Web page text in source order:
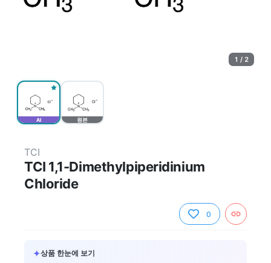
AI 원본
1 / 2
TCI
TCI 1,1-Dimethylpiperidinium
Chloride
0
✦상품 한눈에 보기